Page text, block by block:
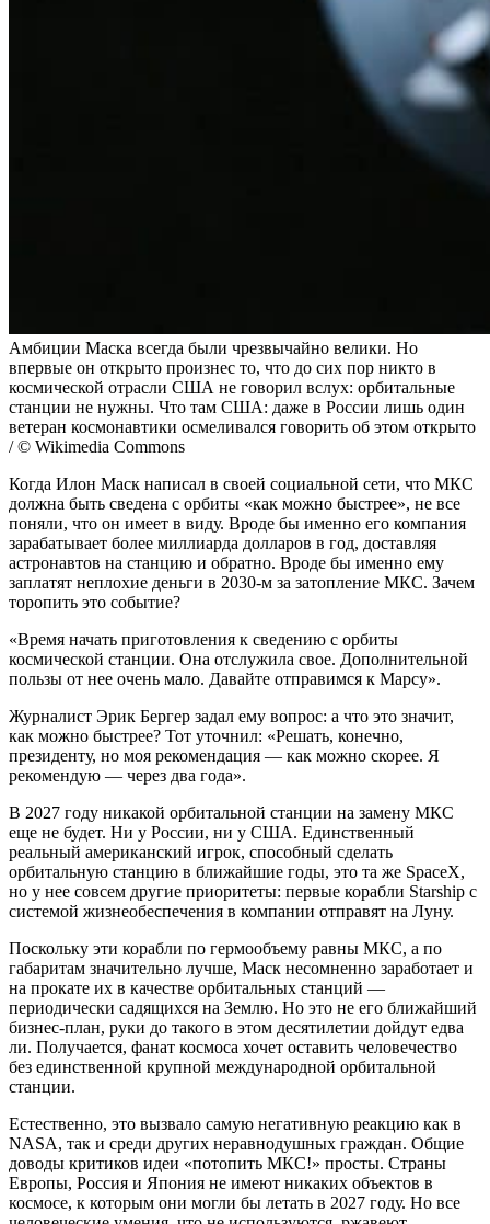
Амбиции Маска всегда были чрезвычайно велики. Но
впервые он открыто произнес то, что до сих пор никто в
космической отрасли США не говорил вслух: орбитальные
станции не нужны. Что там США: даже в России лишь один
ветеран космонавтики осмеливался говорить об этом открыто
/ © Wikimedia Commons
Когда Илон Маск написал в своей социальной сети, что МКС
должна быть сведена с орбиты «как можно быстрее», не все
поняли, что он имеет в виду. Вроде бы именно его компания
зарабатывает более миллиарда долларов в год, доставляя
астронавтов на станцию и обратно. Вроде бы именно ему
заплатят неплохие деньги в 2030-м за затопление МКС. Зачем
торопить это событие?
«Время начать приготовления к сведению с орбиты
космической станции. Она отслужила свое. Дополнительной
пользы от нее очень мало. Давайте отправимся к Марсу».
Журналист Эрик Бергер задал ему вопрос: а что это значит,
как можно быстрее? Тот уточнил: «Решать, конечно,
президенту, но моя рекомендация — как можно скорее. Я
рекомендую — через два года».
В 2027 году никакой орбитальной станции на замену МКС
еще не будет. Ни у России, ни у США. Единственный
реальный американский игрок, способный сделать
орбитальную станцию в ближайшие годы, это та же SpaceX,
но у нее совсем другие приоритеты: первые корабли Starship с
системой жизнеобеспечения в компании отправят на Луну.
Поскольку эти корабли по гермообъему равны МКС, а по
габаритам значительно лучше, Маск несомненно заработает и
на прокате их в качестве орбитальных станций —
периодически садящихся на Землю. Но это не его ближайший
бизнес-план, руки до такого в этом десятилетии дойдут едва
ли. Получается, фанат космоса хочет оставить человечество
без единственной крупной международной орбитальной
станции.
Естественно, это вызвало самую негативную реакцию как в
NASA, так и среди других неравнодушных граждан. Общие
доводы критиков идеи «потопить МКС!» просты. Страны
Европы, Россия и Япония не имеют никаких объектов в
космосе, к которым они могли бы летать в 2027 году. Но все